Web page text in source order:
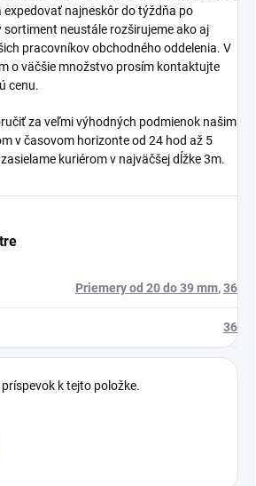
expedovať najneskôr do týždňa po
neustále rozširujeme ako aj
pracovníkov obchodného oddelenia. V
o väčšie množstvo prosím kontaktujte
cenu.
za veľmi výhodných podmienok našim
v časovom horizonte od 24 hod až 5
kuriérom v najväčšej dĺžke 3m.
Priemery od 20 do 39 mm,36
36
k tejto položke.